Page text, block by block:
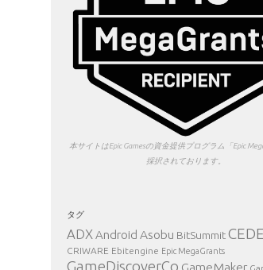
本サイトはEpic Gamesの資金提供プログラム「Epic
採択されております。
タグ
ADX Android Asobu BitSummit
CRIWARE Ebitengine Epic MegaGrants